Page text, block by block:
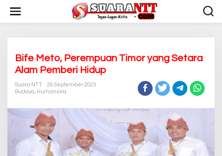
w
Bife Meto, Perempuan Timor yang Setara
Alam Pemberi Hidup
Suara NTT
26 September 2023
Budaya, Humaniora